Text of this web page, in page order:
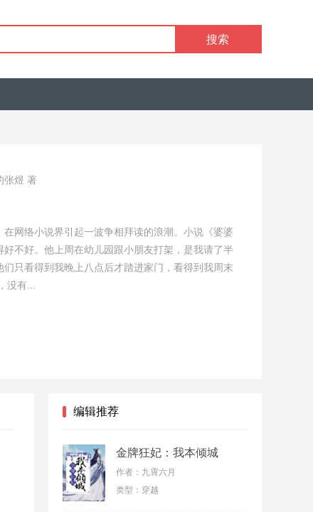
搜索
张煜 著
网络小说界引起一波争相拜读的浪潮。小说《婆婆
不好。他上周在幼儿园跟小朋友打架，是我请了半
只看得到我晚上八点后才踏进家门，看得到我周末
没有...
编辑推荐
金牌狂妃：我本倾城
作者：九霄六月
类型：穿越